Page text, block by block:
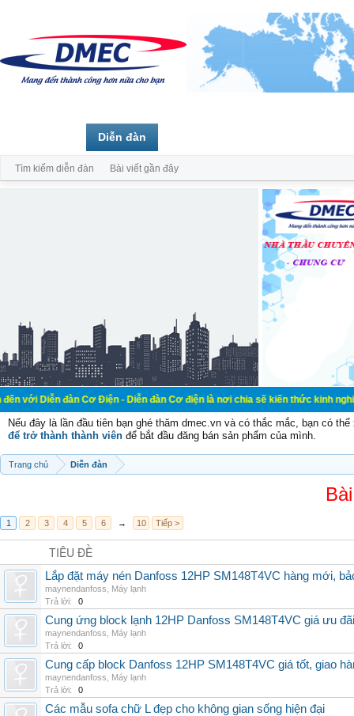
đàn Cơ Điện - Diễn đàn Cơ điện là nơi chia sẽ kiến thức kinh nghiệm
Nếu đây là lần đầu tiên bạn ghé thăm dmec.vn và có thắc mắc, bạn có
để trở thành thành viên để bắt đầu đăng bán sản phẩm của mình.
Trang chủ Diễn đàn
1 2 3 4 5 6 → 10 Tiếp >
TIÊU ĐỀ
Lắp đặt máy nén Danfoss 12HP SM148T4VC hàng mới,
maynendanfoss
Máy lạnh
Trả lời:
0
Cung ứng block lạnh 12HP Danfoss SM148T4VC giá ưu
maynendanfoss
Máy lạnh
Trả lời:
0
Cung cấp block Danfoss 12HP SM148T4VC giá tốt, giao
maynendanfoss
Máy lạnh
Trả lời:
0
Các mẫu sofa chữ L đẹp cho không gian sống hiện đại
Diễn đàn
Tìm kiếm diễn đàn Bài viết gần đây